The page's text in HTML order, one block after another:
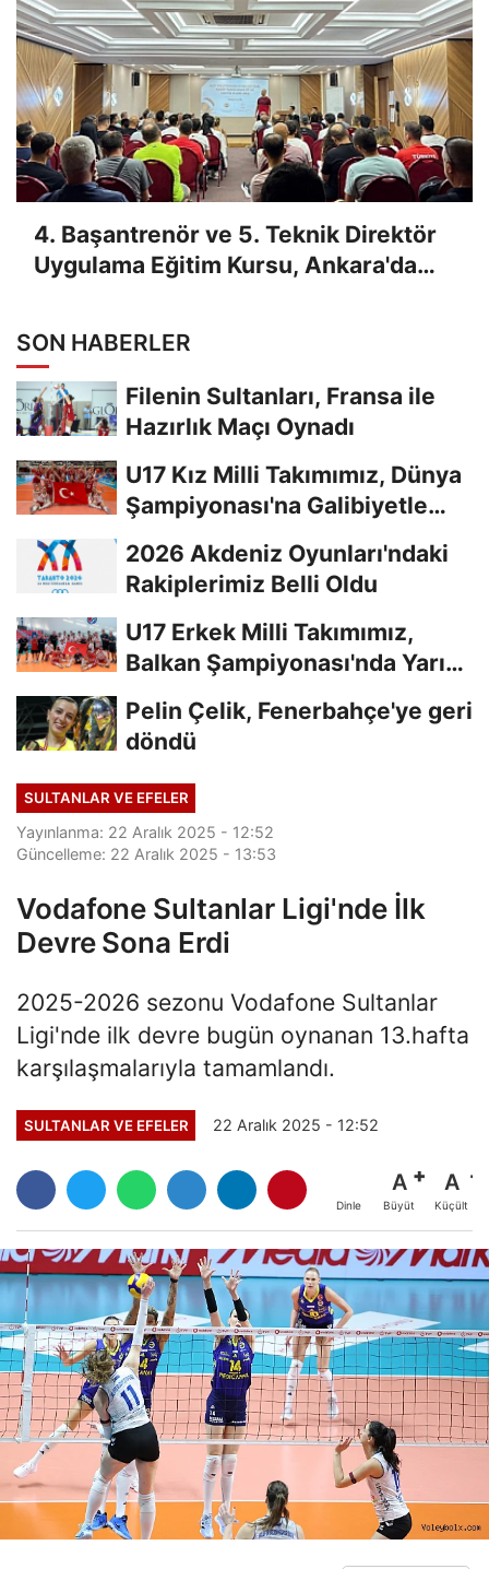
4. Başantrenör ve 5. Teknik Direktör
Uygulama Eğitim Kursu, Ankara'da
SON HABERLER
Filenin Sultanları, Fransa ile
Hazırlık Maçı Oynadı
U17 Kız Milli Takımımız, Dünya
Şampiyonası'na Galibiyetle
2026 Akdeniz Oyunları'ndaki
Rakiplerimiz Belli Oldu
U17 Erkek Milli Takımımız,
Balkan Şampiyonası'nda Yarı
Pelin Çelik, Fenerbahçe'ye geri
döndü
SULTANLAR VE EFELER
Yayınlanma: 22 Aralık 2025 - 12:52
Güncelleme: 22 Aralık 2025 - 13:53
Vodafone Sultanlar Ligi'nde İlk
Devre Sona Erdi
2025-2026 sezonu Vodafone Sultanlar
Ligi'nde ilk devre bugün oynanan 13.hafta
karşılaşmalarıyla tamamlandı.
SULTANLAR VE EFELER 22 Aralık 2025 - 12:52
Dinle
A
Büyüt
A
Küçült